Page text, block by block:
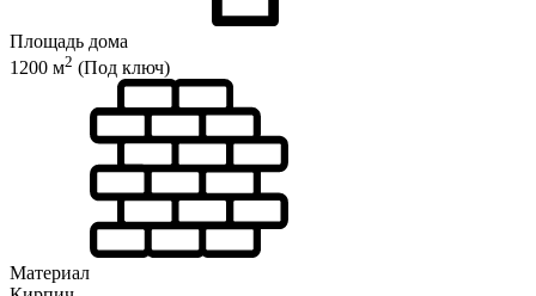
Площадь дома
1200 м2 (Под ключ)
Материал